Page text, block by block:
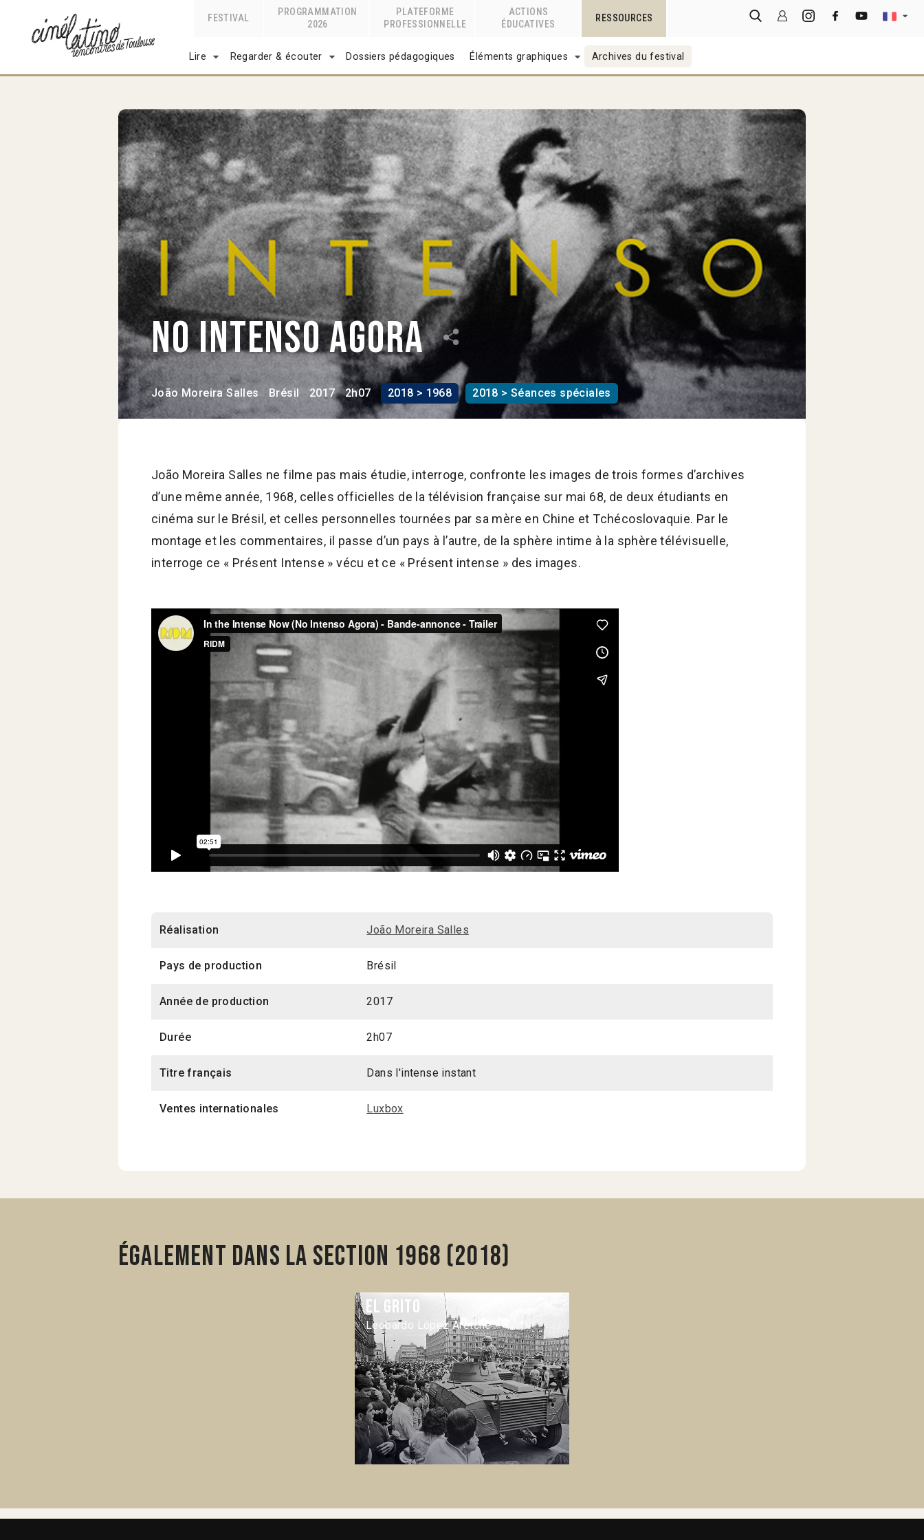
FESTIVAL
PROGRAMMATION
2026
PLATEFORME
PROFESSIONNELLE
ACTIONS
ÉDUCATIVES
RESSOURCES
Lire Regarder & écouter Dossiers pédagogiques Éléments graphiques Archives du festival
No intenso agora
João Moreira Salles Brésil 2017 2h07 2018 > 1968 2018 > Séances spéciales
João Moreira Salles ne filme pas mais étudie, interroge, confronte les images de trois formes d’archives
d’une même année, 1968, celles officielles de la télévision française sur mai 68, de deux étudiants en
cinéma sur le Brésil, et celles personnelles tournées par sa mère en Chine et Tchécoslovaquie. Par le
montage et les commentaires, il passe d’un pays à l’autre, de la sphère intime à la sphère télévisuelle,
interroge ce « Présent Intense » vécu et ce « Présent intense » des images.
Réalisation João Moreira Salles
Pays de production Brésil
Année de production 2017
Durée 2h07
Titre français Dans l'intense instant
Ventes internationales Luxbox
Également dans la section 1968 (2018)
El Grito
Leobardo López Aretche